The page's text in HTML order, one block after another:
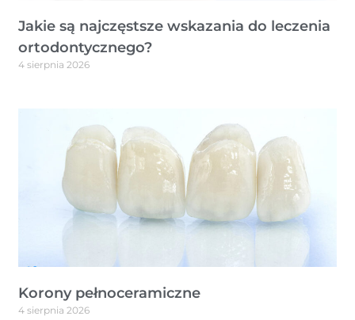
Jakie są najczęstsze wskazania do leczenia
ortodontycznego?
4 sierpnia 2026
Korony pełnoceramiczne
4 sierpnia 2026